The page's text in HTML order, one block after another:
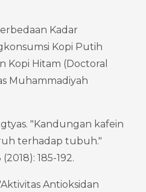
Kadar
Kopi Putih
Kopi Hitam (Doctoral
Muhammadiyah
"Kandungan kafein
terhadap tubuh."
185-192.
Antioksidan